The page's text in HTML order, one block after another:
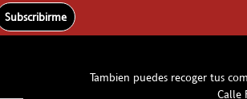
Subscribirme
Tambien puedes recoger tus
Calle